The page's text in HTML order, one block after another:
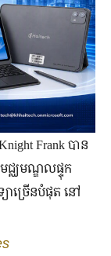
Frank បាន
ជ្ឈមណ្ឌលផ្ទុក
ាច្រើនបំផុត នៅ